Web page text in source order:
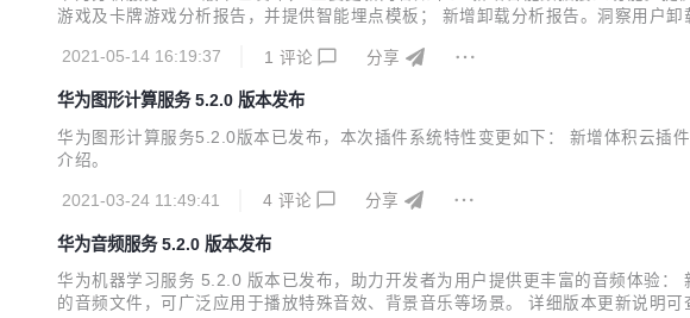
游戏及卡牌游戏分析报告，并提供智能埋点模板； 新增卸载分析报告。洞察用户
找最优转化路径。 详细版本更新说明可查看新特性介绍。
2021-05-14 16:19:37 1 评论 分享
华为图形计算服务 5.2.0 版本发布
华为图形计算服务5.2.0版本已发布，本次插件系统特性变更如下： 新增体积云插
介绍。
2021-03-24 11:49:41 4 评论 分享
华为音频服务 5.2.0 版本发布
华为机器学习服务 5.2.0 版本已发布，助力开发者为用户提供更丰富的音频体验
的音频文件，可广泛应用于播放特殊音效、背景音乐等场景。 详细版本更新说明可